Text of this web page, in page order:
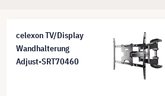
celexon TV/Display
Wandhalterung
Adjust-SRT70460